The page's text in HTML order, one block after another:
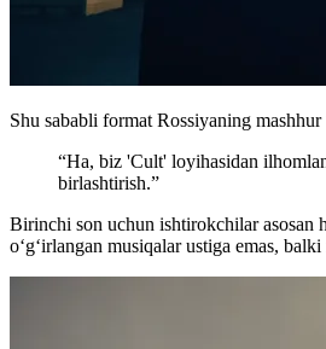
Shu sababli format Rossiyaning
“Ha, biz 'Cult' loyihasidan
birlashtirish.”
Birinchi son uchun ishtirokchilar asosan
o‘g‘irlangan musiqalar ustiga emas,